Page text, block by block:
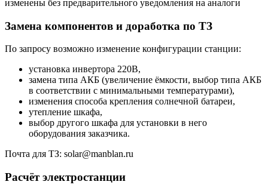
изменены без предварительного уведомления на аналоги
Замена компонентов и доработка по ТЗ
По запросу возможно изменение конфигурации станции:
установка инвертора 220В,
замена типа АКБ (увеличение ёмкости, выбор типа АКБ
в соответствии с минимальными температурами),
изменения способа крепления солнечной батареи,
утепление шкафа,
выбор другого шкафа для установки в него
оборудования заказчика.
Почта для ТЗ: solar@manblan.ru
Расчёт электростанции